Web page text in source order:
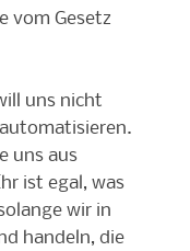
vom Gesetz
uns nicht
uns aus
ist egal, was
wir in
handeln, die